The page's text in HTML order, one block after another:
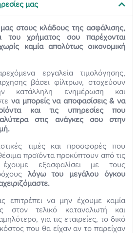
μας
στους κλάδους της ασφάλισης,
του χρήματος σου παρέχονται
καμία απολύτως οικονομική
εργαλεία τιμολόγησης,
βάσει φίλτρων, στοχεύουν
κατάλληλη ενημέρωση και
να μπορείς να αποφασίσεις & να
και τις υπηρεσίες που
στις ανάγκες σου στην
τιμές και προσφορές που
προϊόντα προκύπτουν από τις
εξασφαλίσει με τους
λόγω του μεγάλου όγκου
επιτρέπει να μην έχουμε καμία
στον τελικό καταναλωτή και
για τις εταιρείες, το δικό
που θα είχαν αν το παρείχαν